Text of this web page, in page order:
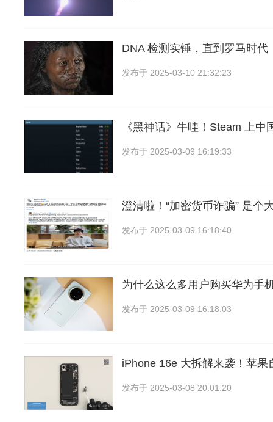
DNA 检测实锤，直到罗马时代
发布于 2025-03-10 21:32:23
《黑神话》牛哇！Steam 上中
发布于 2025-03-09 16:19:33
澄清啦！“加密货币诈骗” 是个
发布于 2025-03-09 16:18:40
为什么这么多用户购买华为手
发布于 2025-03-09 16:18:03
iPhone 16e 大拆解来袭！苹果
发布于 2025-03-08 20:01:20